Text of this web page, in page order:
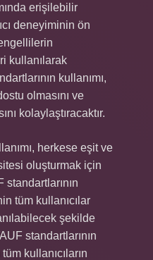
erişilebilir
deneyiminin ön
kullanılarak
kullanımı,
olmasını ve
kolaylaştıracaktır.
herkese eşit ve
oluşturmak için
standartlarının
tüm kullanıcılar
şekilde
standartlarının
kullanıcıların